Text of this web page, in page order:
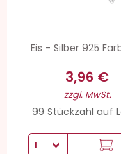
Eis - Silber 925
3,96 €
zzgl. MwSt.
99 Stückzahl auf